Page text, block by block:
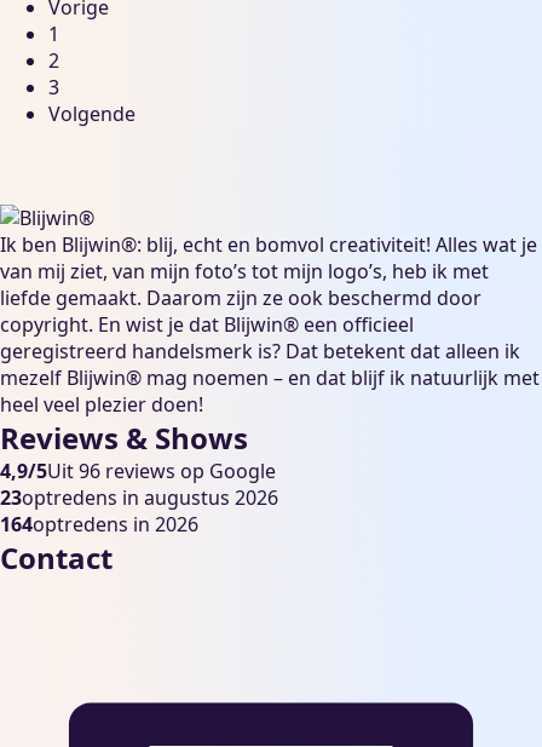
Vorige
1
2
3
Volgende
Ik ben Blijwin®: blij, echt en bomvol creativiteit! Alles wat je
van mij ziet, van mijn foto’s tot mijn logo’s, heb ik met
liefde gemaakt. Daarom zijn ze ook beschermd door
copyright. En wist je dat Blijwin® een officieel
geregistreerd handelsmerk is? Dat betekent dat alleen ik
mezelf Blijwin® mag noemen – en dat blijf ik natuurlijk met
heel veel plezier doen!
Reviews & Shows
4,9/5Uit 96 reviews op Google
23optredens in augustus 2026
164optredens in 2026
Contact